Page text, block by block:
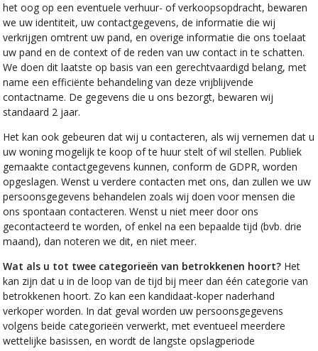
het oog op een eventuele verhuur- of verkoopsopdracht, bewaren
we uw identiteit, uw contactgegevens, de informatie die wij
verkrijgen omtrent uw pand, en overige informatie die ons toelaat
uw pand en de context of de reden van uw contact in te schatten.
We doen dit laatste op basis van een gerechtvaardigd belang, met
name een efficiënte behandeling van deze vrijblijvende
contactname. De gegevens die u ons bezorgt, bewaren wij
standaard 2 jaar.
Het kan ook gebeuren dat wij u contacteren, als wij vernemen dat u
uw woning mogelijk te koop of te huur stelt of wil stellen. Publiek
gemaakte contactgegevens kunnen, conform de GDPR, worden
opgeslagen. Wenst u verdere contacten met ons, dan zullen we uw
persoonsgegevens behandelen zoals wij doen voor mensen die
ons spontaan contacteren. Wenst u niet meer door ons
gecontacteerd te worden, of enkel na een bepaalde tijd (bvb. drie
maand), dan noteren we dit, en niet meer.
Wat als u tot twee categorieën van betrokkenen hoort? Het
kan zijn dat u in de loop van de tijd bij meer dan één categorie van
betrokkenen hoort. Zo kan een kandidaat-koper naderhand
verkoper worden. In dat geval worden uw persoonsgegevens
volgens beide categorieën verwerkt, met eventueel meerdere
wettelijke basissen, en wordt de langste opslagperiode